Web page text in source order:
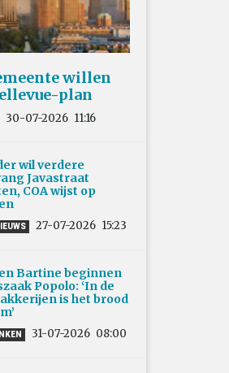
willen
plan
30-07-2026 11:16
wil verdere
Javastraat
COA wijst op
27-07-2026 15:23
Bartine beginnen
Popolo: ‘In de
is het brood
31-07-2026 08:00